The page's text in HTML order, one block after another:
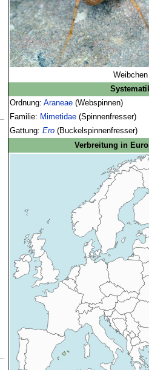
Weibchen
Ordnung: Araneae(Webspinnen)
Familie: Mimetidae(Spinnenfresser)
Gattung: Ero(Buckelspinnenfresser)
Verbreitung in